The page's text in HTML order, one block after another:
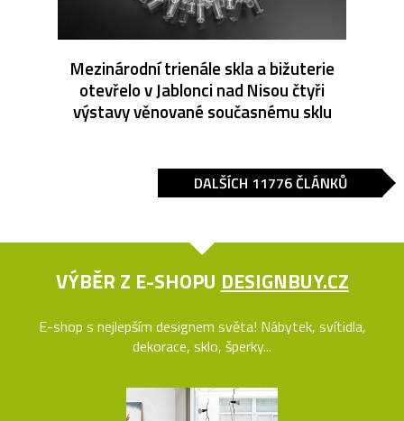
Mezinárodní trienále skla a bižuterie
otevřelo v Jablonci nad Nisou čtyři
výstavy věnované současnému sklu
DALŠÍCH 11776 ČLÁNKŮ
VÝBĚR Z E-SHOPU DESIGNBUY.CZ
E-shop s nejlepším designem světa! Nábytek, svítidla,
dekorace, sklo, šperky...